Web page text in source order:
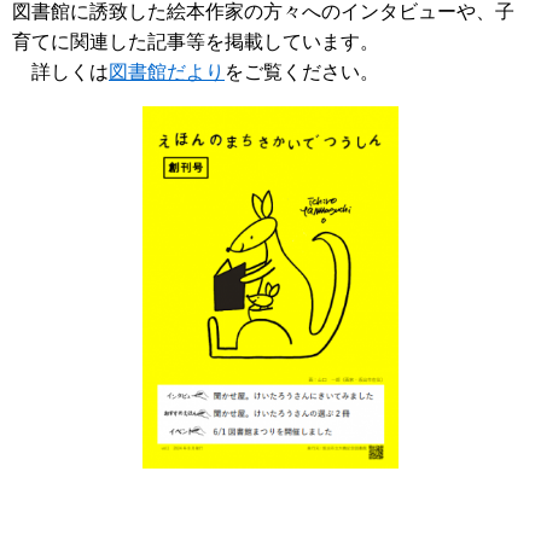
図書館に誘致した絵本作家の方々へのインタビューや、子
育てに関連した記事等を掲載しています。
詳しくは図書館だより をご覧ください。